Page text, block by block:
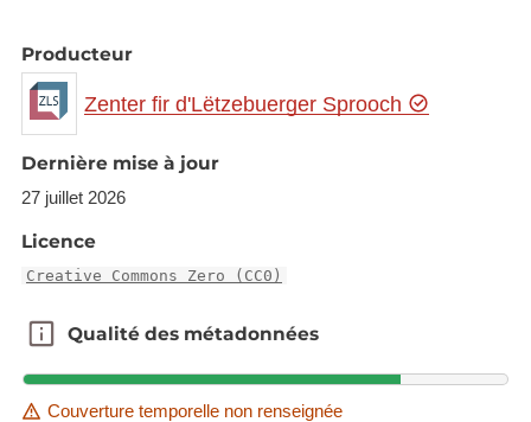
ginn automatesch generéiert.
Producteur
Zenter fir d'Lëtzebuerger Sprooch
Dernière mise à jour
27 juillet 2026
Licence
Creative Commons Zero (CC0)
Qualité des métadonnées
Qualité des métadonnées
Couverture temporelle non renseignée